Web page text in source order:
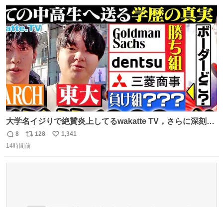
のためおにぎり10個、ゼリー飲料3～4本、パスタと毎日4
千kcalオーバーの食事を摂取し、増量したという。
ト
数
数
大学名イジりで絶賛炎上してるwakatte TV，さらに深刻な
問題はこっちでは？ ・都内の特定企業に入るのを極度に推
奨し，それ以外の地域で堅実に生きるのを周縁化する ・恋
返
信
8
リ
ポ
128
い
1,341
14時間前